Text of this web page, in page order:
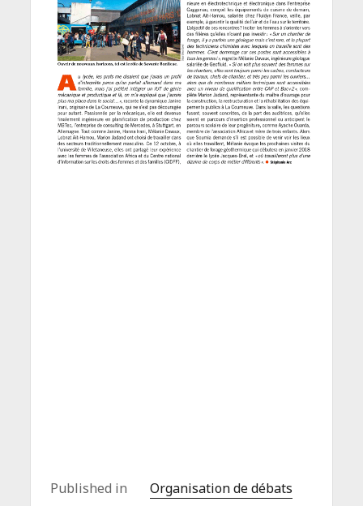
Published in Organisation de débats